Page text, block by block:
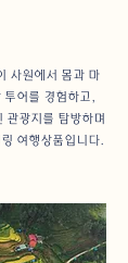
사원에서 몸과 마
어를 경험하고,
관광지를 탐방하며
여행상품입니다.